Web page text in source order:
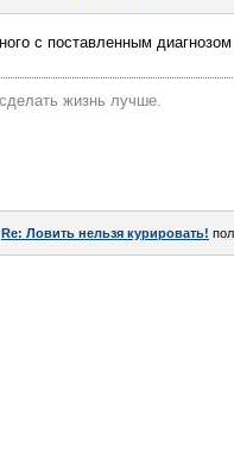
с поставленным
жизнь лучше.
Re: Ловить нельзя курировать!